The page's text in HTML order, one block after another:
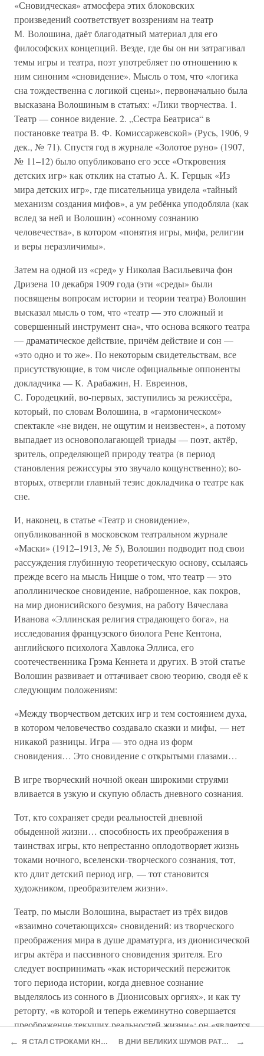
«Сновидческая» атмосфера этих блоковских
произведений соответствует воззрениям на театр
М. Волошина, даёт благодатный материал для его
философских концепций. Везде, где бы он ни затрагивал
темы игры и театра, поэт употребляет по отношению к
ним синоним «сновидение». Мысль о том, что «логика
сна тождественна с логикой сцены», первоначально была
высказана Волошиным в статьях: «Лики творчества. 1.
Театр — сонное видение. 2. „Сестра Беатриса“ в
постановке театра В. Ф. Комиссаржевской» (Русь, 1906, 9
дек., № 71). Спустя год в журнале «Золотое руно» (1907,
№ 11–12) было опубликовано его эссе «Откровения
детских игр» как отклик на статью А. К. Герцык «Из
мира детских игр», где писательница увидела «тайный
механизм создания мифов», а ум ребёнка уподобляла (как
вслед за ней и Волошин) «сонному сознанию
человечества», в котором «понятия игры, мифа, религии
и веры неразличимы».
Затем на одной из «сред» у Николая Васильевича фон
Дризена 10 декабря 1909 года (эти «среды» были
посвящены вопросам истории и теории театра) Волошин
высказал мысль о том, что «театр — это сложный и
совершенный инструмент сна», что основа всякого театра
— драматическое действие, причём действие и сон —
«это одно и то же». По некоторым свидетельствам, все
присутствующие, в том числе официальные оппоненты
докладчика — К. Арабажин, Н. Евреинов,
С. Городецкий, во-первых, заступились за режиссёра,
который, по словам Волошина, в «гармоническом»
спектакле «не виден, не ощутим и неизвестен», а потому
выпадает из основополагающей триады — поэт, актёр,
зритель, определяющей природу театра (в период
становления режиссуры это звучало кощунственно); во-
вторых, отвергли главный тезис докладчика о театре как
сне.
И, наконец, в статье «Театр и сновидение»,
опубликованной в московском театральном журнале
«Маски» (1912–1913, № 5), Волошин подводит под свои
рассуждения глубинную теоретическую основу, ссылаясь
прежде всего на мысль Ницше о том, что театр — это
аполлиническое сновидение, наброшенное, как покров,
на мир дионисийского безумия, на работу Вячеслава
Иванова «Эллинская религия страдающего бога», на
исследования французского биолога Рене Кентона,
английского психолога Хавлока Эллиса, его
соотечественника Грэма Кеннета и других. В этой статье
Волошин развивает и оттачивает свою теорию, сводя её к
следующим положениям:
«Между творчеством детских игр и тем состоянием духа,
в котором человечество создавало сказки и мифы, — нет
никакой разницы. Игра — это одна из форм
сновидения… Это сновидение с открытыми глазами…
В игре творческий ночной океан широкими струями
вливается в узкую и скупую область дневного сознания.
Тот, кто сохраняет среди реальностей дневной
обыденной жизни… способность их преображения в
таинствах игры, кто непрестанно оплодотворяет жизнь
токами ночного, вселенски-творческого сознания, тот,
кто длит детский период игр, — тот становится
художником, преобразителем жизни».
Театр, по мысли Волошина, вырастает из трёх видов
«взаимно сочетающихся» сновидений: из творческого
преображения мира в душе драматурга, из дионисической
игры актёра и пассивного сновидения зрителя. Его
следует воспринимать «как исторический пережиток
того периода истории, когда дневное сознание
выделялось из сонного в Дионисовых оргиях», и как ту
реторту, «в которой и теперь ежеминутно совершается
преображение текущих реальностей жизни»; он «является
органом сонного сознания в его чистом виде».
← Я СТАЛ СТРОКАМИ КНИГИ… В ДНИ ВЕЛИКИХ ШУМОВ РАТНЫХ… →